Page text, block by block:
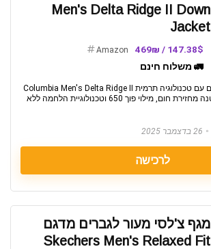
Men's Delta Ridge II Down
Jacket
147.38$ / 469₪
Amazon
🚛 משלוח חינם
מעיל פוך מבודד לגברים עם טכנולוגיה תרמית Columbia Men's Delta Ridge II
Down Jacket כולל בטנה מחזירת חום, מילוי פוך 650 וטכנולוגיית הלחמה ללא
26 בדצמבר 2025
לרכישה
מגף צ'לסי מעור לגברים מדגם
Skechers Men's Relaxed Fit